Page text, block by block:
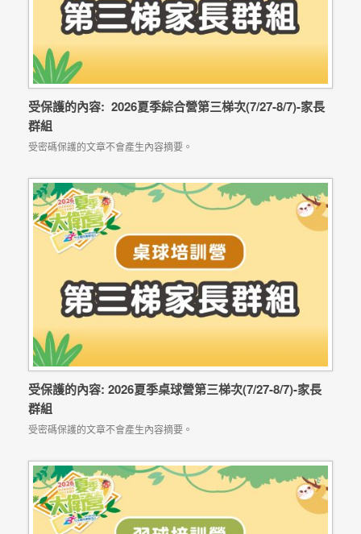
受保護的內容: 2026夏季綜合營第三梯次(7/27-8/7)-家長
群組
受密碼保護的文章不會產生內容摘要。
受保護的內容: 2026夏季桌球營第三梯次(7/27-8/7)-家長
群組
受密碼保護的文章不會產生內容摘要。